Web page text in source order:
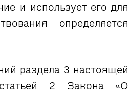
и использует его для
определяется
раздела 3 настоящей
2 Закона «О